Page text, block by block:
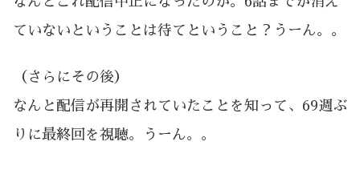
ていないということは待てということ？うーん。。
（さらにその後）
なんと配信が再開されていたことを知って、69週ぶ
りに最終回を視聴。うーん。。